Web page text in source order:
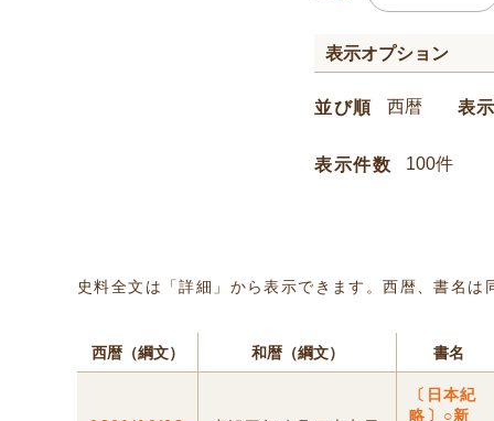
表示オプション
並び順 表
表示件数
史料全文は「詳細」から表示できます。西暦、書名
西暦（綱文） 和暦（綱文） 書名
〔日本紀
略〕○新